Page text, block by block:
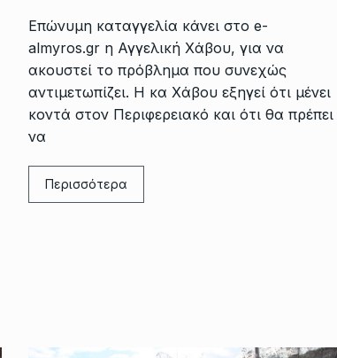
Επώνυμη καταγγελία κάνει στο e-
almyros.gr η Αγγελική Χάβου, για να
ακουστεί το πρόβλημα που συνεχώς
αντιμετωπίζει. Η κα Χάβου εξηγεί ότι μένει
κοντά στον Περιφερειακό και ότι θα πρέπει
να
Περισσότερα